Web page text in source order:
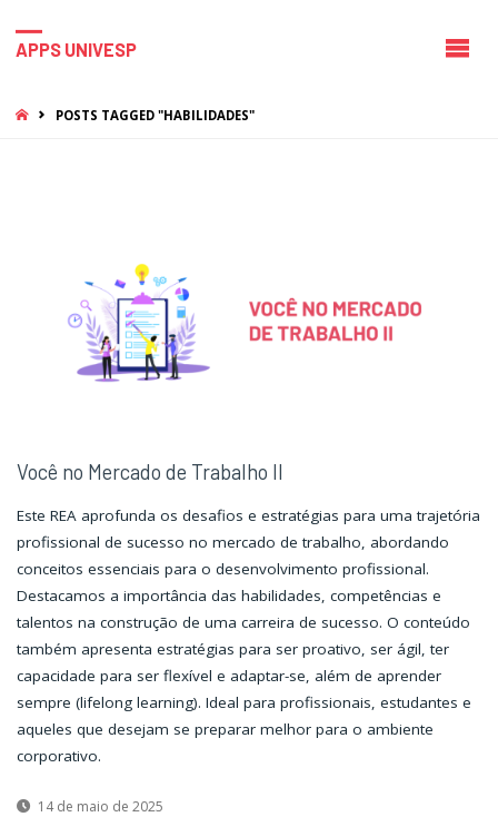
APPS UNIVESP
HOMEPOSTS TAGGED "HABILIDADES"
Você no Mercado de Trabalho II
Este REA aprofunda os desafios e estratégias para uma trajetória
profissional de sucesso no mercado de trabalho, abordando
conceitos essenciais para o desenvolvimento profissional.
Destacamos a importância das habilidades, competências e
talentos na construção de uma carreira de sucesso. O conteúdo
também apresenta estratégias para ser proativo, ser ágil, ter
capacidade para ser flexível e adaptar-se, além de aprender
sempre (lifelong learning). Ideal para profissionais, estudantes e
aqueles que desejam se preparar melhor para o ambiente
corporativo.
14 de maio de 2025